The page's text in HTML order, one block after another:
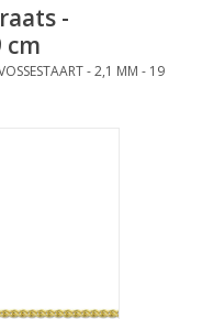
-
cm
- 2,1 MM - 19